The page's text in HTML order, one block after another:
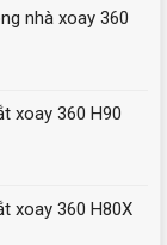
nhà xoay 360
xoay 360 H90
xoay 360 H80X